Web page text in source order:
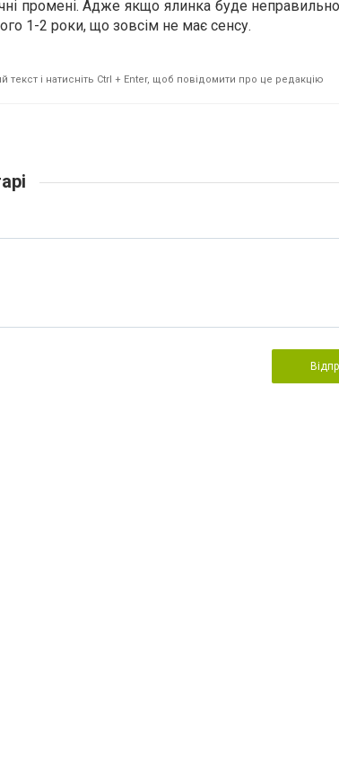
промені. Адже якщо ялинка буде неправильно
1-2 роки, що зовсім не має сенсу.
текст і натисніть Ctrl + Enter, щоб повідомити про це редакцію